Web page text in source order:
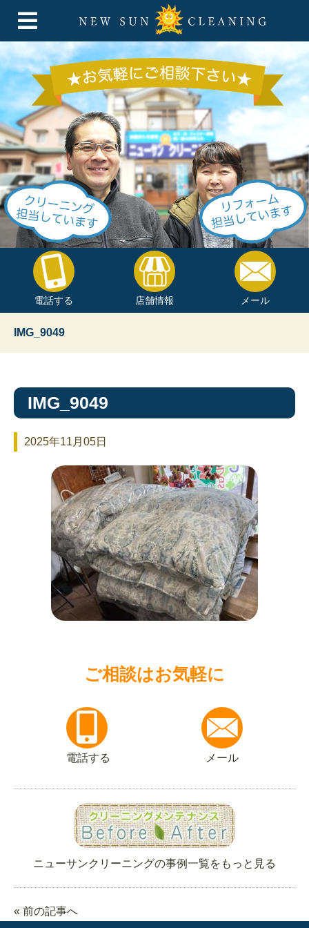
電話する 店舗情報 メール
IMG_9049
IMG_9049
2025年11月05日
ご相談はお気軽に
電話する メール
ニューサンクリーニングの事例一覧をもっと見る
« 前の記事へ